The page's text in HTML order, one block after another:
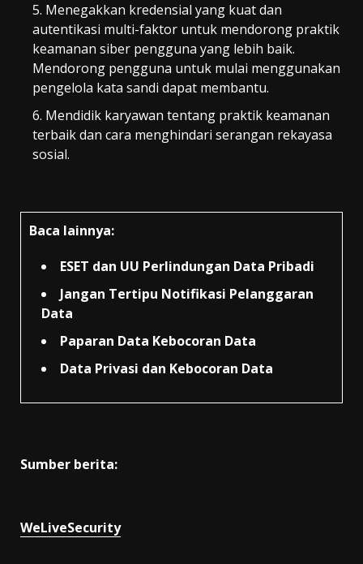
Menegakkan kredensial yang kuat dan
autentikasi multi-faktor untuk mendorong praktik
keamanan siber pengguna yang lebih baik.
Mendorong pengguna untuk mulai menggunakan
pengelola kata sandi dapat membantu.
Mendidik karyawan tentang praktik keamanan
terbaik dan cara menghindari serangan rekayasa
sosial.
Baca lainnya:
ESET dan UU Perlindungan Data Pribadi
Jangan Tertipu Notifikasi Pelanggaran
Data
Paparan Data Kebocoran Data
Data Privasi dan Kebocoran Data
Sumber berita:
WeLiveSecurity